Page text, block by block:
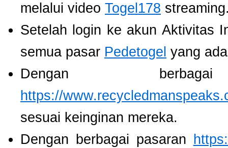
melalui video Togel178
Setelah login ke akun Aktivitas
semua pasar Pedetogel yang
Dengan
https://
sesuai keinginan mereka.
Dengan berbagai pasaran